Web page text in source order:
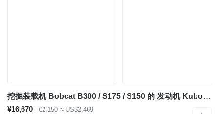
挖掘装载机 Bobcat B300 / S175 / S150 的 发动机 Kubota V2203
¥16,670 €2,150 ≈ US$2,469